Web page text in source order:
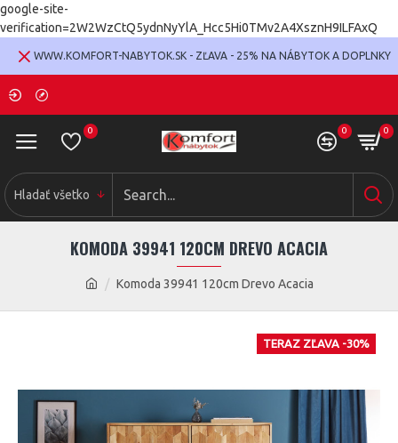
google-site-
verification=2W2WzCtQ5ydnNyYlA_Hcc5Hi0TMv2A4XsznH9ILFAxQ
WWW.KOMFORT-NABYTOK.SK - ZĽAVA - 25% NA NÁBYTOK A DOPLNKY
0 0 0
Hladať všetko
Komoda 39941 120cm Drevo Acacia
KOMODA 39941 120CM DREVO ACACIA
TERAZ ZĽAVA -30%